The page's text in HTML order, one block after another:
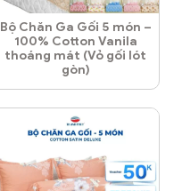
Bộ Chăn Ga Gối 5 món –
100% Cotton Vanila
thoáng mát (Vỏ gối lót
gòn)